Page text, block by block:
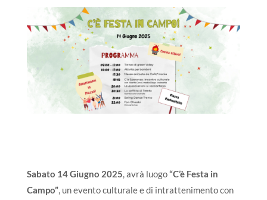
Sabato 14 Giugno 2025, avrà luogo“C’è Festa in
Campo”, un evento culturale e di intrattenimento con